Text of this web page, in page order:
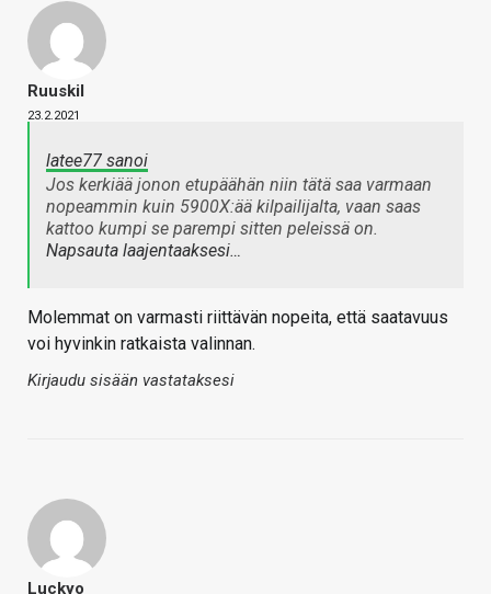
Ruuskil
23.2.2021
latee77 sanoi
Jos kerkiää jonon etupäähän niin tätä saa varmaan
nopeammin kuin 5900X:ää kilpailijalta, vaan saas
kattoo kumpi se parempi sitten peleissä on.
Napsauta laajentaaksesi…
Molemmat on varmasti riittävän nopeita, että saatavuus
voi hyvinkin ratkaista valinnan.
Kirjaudu sisään vastataksesi
Luckyo